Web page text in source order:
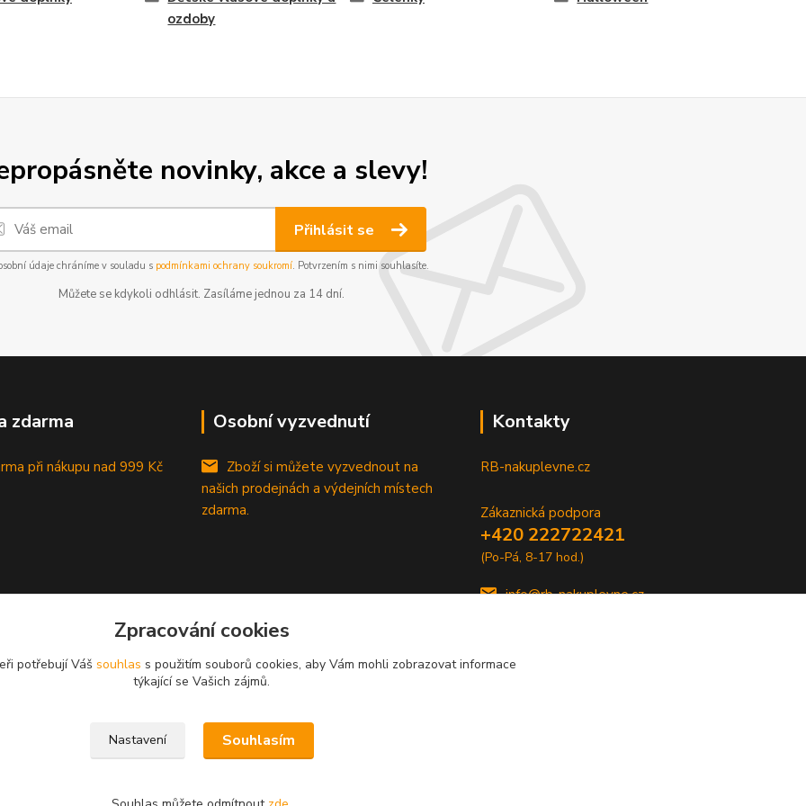
ozdoby
novinky, akce a slevy!
Přihlásit se
údaje chráníme v souladu s podmínkami ochrany soukromí. Potvrzením s nimi souhlasíte.
Můžete se kdykoli odhlásit. Zasíláme jednou za 14 dní.
zdarma
při nákupu nad 999 Kč
Osobní vyzvednutí
Zboží si můžete vyzvednout na
našich prodejnách a výdejních místech
zdarma.
Kontakty
RB-nakuplevne.cz
Zákaznická podpora
+420 222722421
(Po-Pá, 8-17 hod.)
info@rb-nakuplevne.cz
Zpracování cookies
potřebují Váš souhlas s použitím souborů cookies, aby Vám mohli zobrazovat informace
týkající se Vašich zájmů.
Nastavení Souhlasím